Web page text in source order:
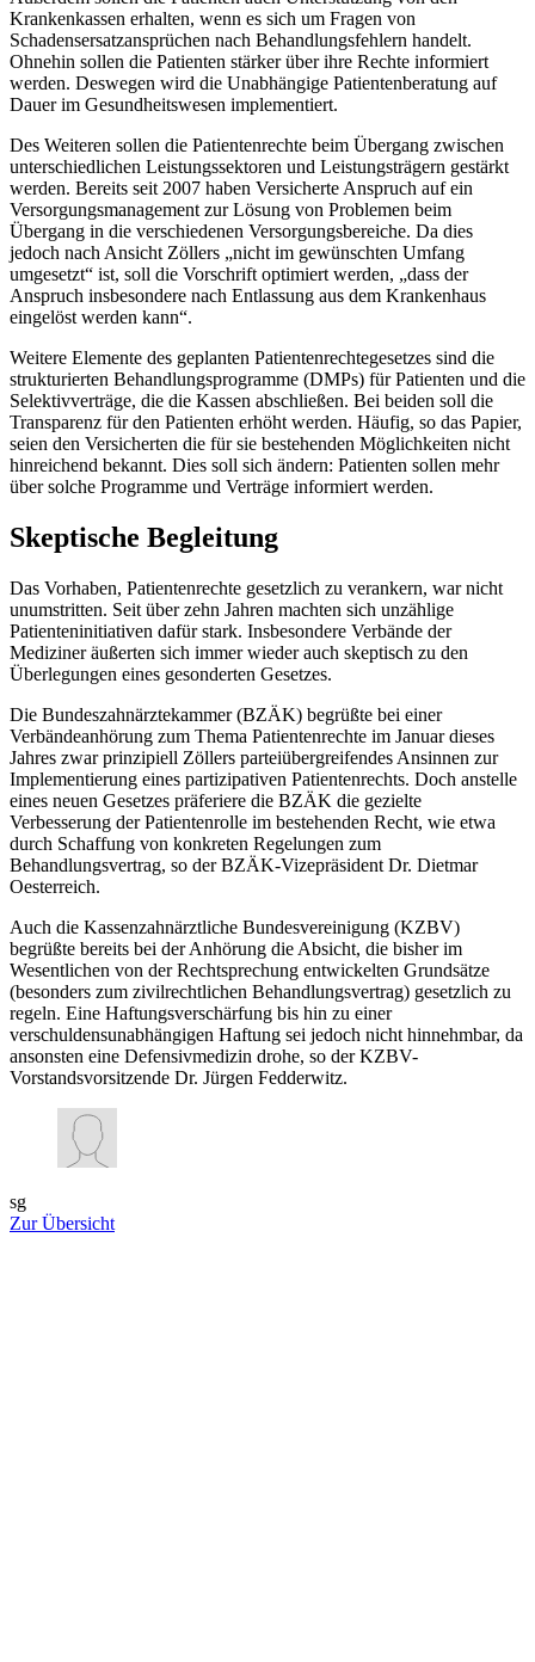
Krankenkassen erhalten, wenn es sich um Fragen von
Schadensersatzansprüchen nach Behandlungsfehlern handelt.
Ohnehin sollen die Patienten stärker über ihre Rechte informiert
werden. Deswegen wird die Unabhängige Patientenberatung auf
Dauer im Gesundheitswesen implementiert.
Des Weiteren sollen die Patientenrechte beim Übergang zwischen
unterschiedlichen Leistungssektoren und Leistungsträgern gestärkt
werden. Bereits seit 2007 haben Versicherte Anspruch auf ein
Versorgungsmanagement zur Lösung von Problemen beim
Übergang in die verschiedenen Versorgungsbereiche. Da dies
jedoch nach Ansicht Zöllers „nicht im gewünschten Umfang
umgesetzt“ ist, soll die Vorschrift optimiert werden, „dass der
Anspruch insbesondere nach Entlassung aus dem Krankenhaus
eingelöst werden kann“.
Weitere Elemente des geplanten Patientenrechtegesetzes sind die
strukturierten Behandlungsprogramme (DMPs) für Patienten und die
Selektivverträge, die die Kassen abschließen. Bei beiden soll die
Transparenz für den Patienten erhöht werden. Häufig, so das Papier,
seien den Versicherten die für sie bestehenden Möglichkeiten nicht
hinreichend bekannt. Dies soll sich ändern: Patienten sollen mehr
über solche Programme und Verträge informiert werden.
Skeptische Begleitung
Das Vorhaben, Patientenrechte gesetzlich zu verankern, war nicht
unumstritten. Seit über zehn Jahren machten sich unzählige
Patienteninitiativen dafür stark. Insbesondere Verbände der
Mediziner äußerten sich immer wieder auch skeptisch zu den
Überlegungen eines gesonderten Gesetzes.
Die Bundeszahnärztekammer (BZÄK) begrüßte bei einer
Verbändeanhörung zum Thema Patientenrechte im Januar dieses
Jahres zwar prinzipiell Zöllers parteiübergreifendes Ansinnen zur
Implementierung eines partizipativen Patientenrechts. Doch anstelle
eines neuen Gesetzes präferiere die BZÄK die gezielte
Verbesserung der Patientenrolle im bestehenden Recht, wie etwa
durch Schaffung von konkreten Regelungen zum
Behandlungsvertrag, so der BZÄK-Vizepräsident Dr. Dietmar
Oesterreich.
Auch die Kassenzahnärztliche Bundesvereinigung (KZBV)
begrüßte bereits bei der Anhörung die Absicht, die bisher im
Wesentlichen von der Rechtsprechung entwickelten Grundsätze
(besonders zum zivilrechtlichen Behandlungsvertrag) gesetzlich zu
regeln. Eine Haftungsverschärfung bis hin zu einer
verschuldensunabhängigen Haftung sei jedoch nicht hinnehmbar, da
ansonsten eine Defensivmedizin drohe, so der KZBV-
Vorstandsvorsitzende Dr. Jürgen Fedderwitz.
sg
Zur Übersicht